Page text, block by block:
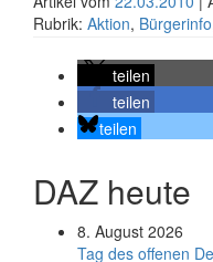
Rubrik: Aktion, Bürgerinfo
teilen
teilen
teilen
DAZ heute
8. August 2026
Tag des offenen